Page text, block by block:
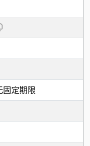
固定期限